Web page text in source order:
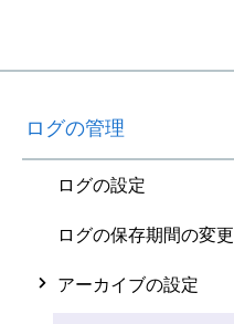
ログの管理
ログの設定
ログの保存期間の変更
アーカイブの設定